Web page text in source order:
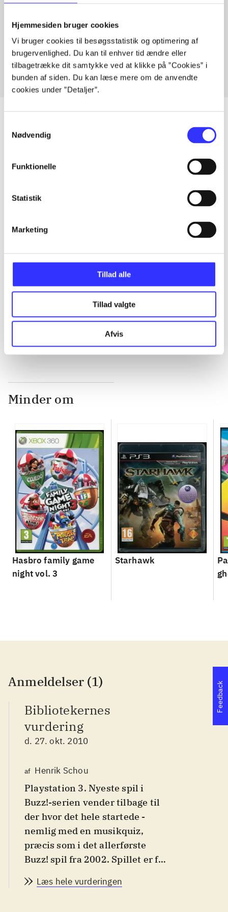
Hjemmesiden bruger cookies
Vi bruger cookies til besøgsstatistik og optimering af
brugervenlighed. Du kan til enhver tid ændre eller
tilbagetrække dit samtykke ved at klikke på ”Cookies” i
bunden af siden. Du kan læse mere om de anvendte
cookies under ”Detaljer”.
Nødvendig
Funktionelle
Statistik
Marketing
Tillad alle
Tillad valgte
Afvis
Artikler med samme emner
Fra
Alle registrerede artikler fordelt på udgivelser
...
...
Minder om
Hasbro family game
night vol. 3
Starhawk
Anmeldelser (1)
Bibliotekernes
vurdering
d. 27. okt. 2010
af Henrik Schou
Playstation 3. Nyeste spil i
Buzz!-serien vender tilbage til
der hvor det hele startede -
nemlig med en musikquiz,
præcis som i det allerførste
Buzz! spil fra 2002. Spillet er for
PEGI 3. På dansk og engelsk
Læs hele vurderingen
Feedback